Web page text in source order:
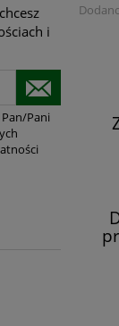
i
Pani